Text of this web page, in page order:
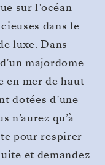
sur l’océan
dans le
luxe. Dans
majordome
en mer de haut
dotées d’une
n’aurez qu’à
pour respirer
et demandez